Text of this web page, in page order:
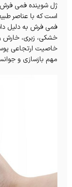
ژل شوینده فمی فرش
است که با عناصر
خشکی، زبری، خارش
مهم بازسازی و